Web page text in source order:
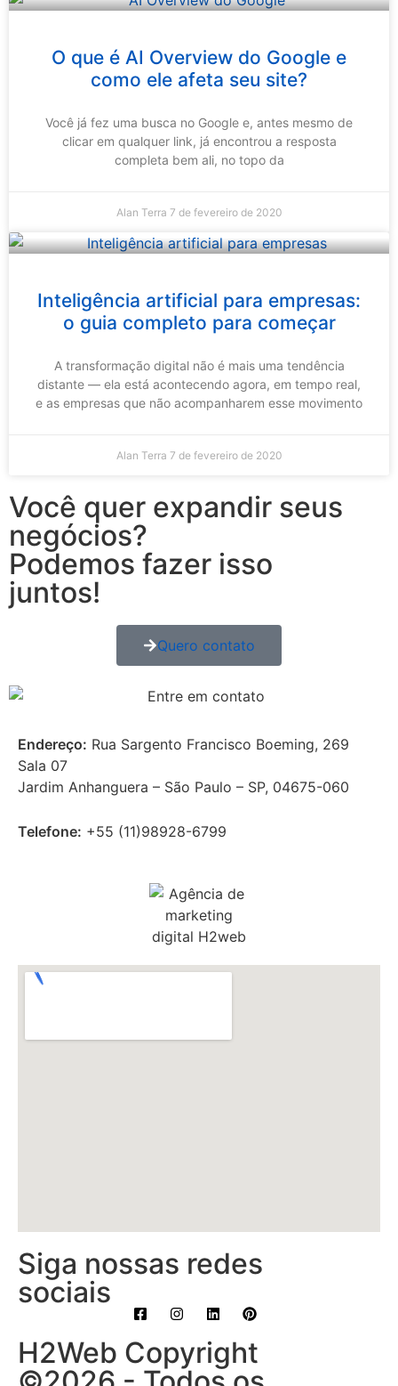
O que é AI Overview do Google e
como ele afeta seu site?
Você já fez uma busca no Google e, antes mesmo de
clicar em qualquer link, já encontrou a resposta
completa bem ali, no topo da
Alan Terra 7 de fevereiro de 2020
Inteligência artificial para empresas:
o guia completo para começar
A transformação digital não é mais uma tendência
distante — ela está acontecendo agora, em tempo real,
e as empresas que não acompanharem esse movimento
Alan Terra 7 de fevereiro de 2020
Você quer expandir seus
negócios?
Podemos fazer isso
juntos!
Quero contato
Endereço: Rua Sargento Francisco Boeming, 269
Sala 07
Jardim Anhanguera – São Paulo – SP, 04675-060
Telefone: +55 (11)98928-6799
Siga nossas redes
sociais
H2Web Copyright